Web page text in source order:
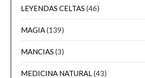
LEYENDAS CELTAS (46)
MAGIA(139)
MANCIAS (3)
MEDICINA NATURAL(43)